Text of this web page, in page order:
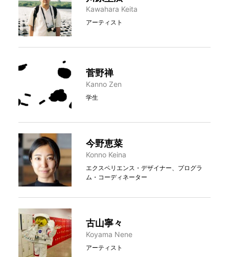
Kawahara Keita
アーティスト
菅野禅
Kanno Zen
学生
今野恵菜
Konno Keina
エクスペリエンス・デザイナー、プログラ
ム・コーディネーター
古山寧々
Koyama Nene
アーティスト